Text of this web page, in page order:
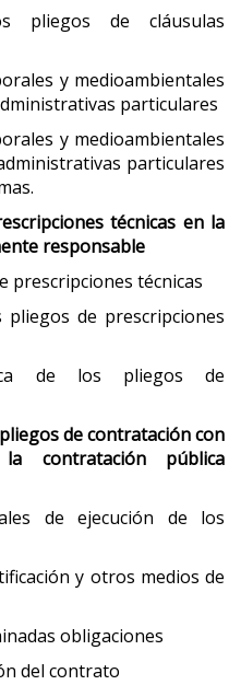
pliegos de cláusulas
y medioambientales
particulares
y medioambientales
particulares
técnicas en la
responsable
prescripciones técnicas
de prescripciones
de los pliegos de
de contratación con
contratación pública
de ejecución de los
y otros medios de
obligaciones
del contrato